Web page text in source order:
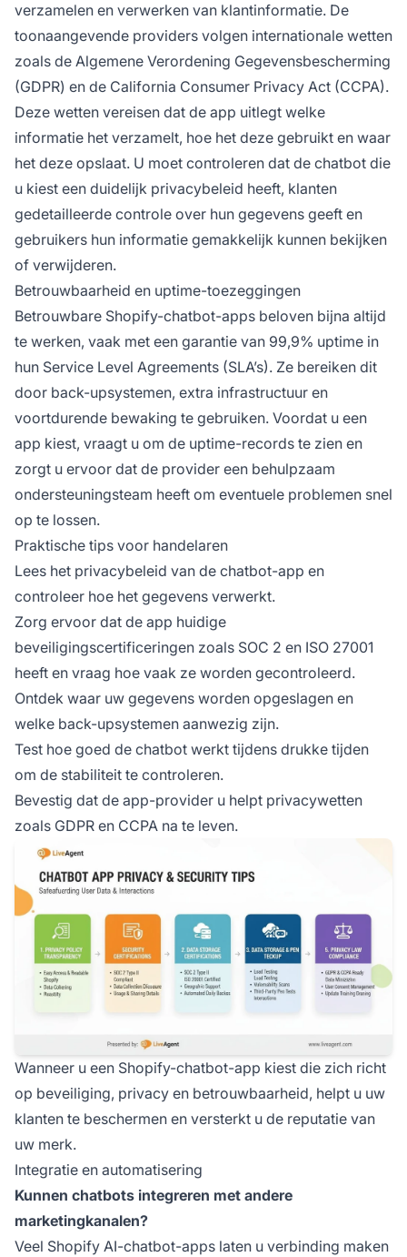
verzamelen en verwerken van klantinformatie. De
toonaangevende providers volgen internationale wetten
zoals de Algemene Verordening Gegevensbescherming
(GDPR) en de California Consumer Privacy Act (CCPA).
Deze wetten vereisen dat de app uitlegt welke
informatie het verzamelt, hoe het deze gebruikt en waar
het deze opslaat. U moet controleren dat de chatbot die
u kiest een duidelijk privacybeleid heeft, klanten
gedetailleerde controle over hun gegevens geeft en
gebruikers hun informatie gemakkelijk kunnen bekijken
of verwijderen.
Betrouwbaarheid en uptime-toezeggingen
Betrouwbare Shopify-chatbot-apps beloven bijna altijd
te werken, vaak met een garantie van 99,9% uptime in
hun Service Level Agreements (SLA’s). Ze bereiken dit
door back-upsystemen, extra infrastructuur en
voortdurende bewaking te gebruiken. Voordat u een
app kiest, vraagt u om de uptime-records te zien en
zorgt u ervoor dat de provider een behulpzaam
ondersteuningsteam heeft om eventuele problemen snel
op te lossen.
Praktische tips voor handelaren
Lees het privacybeleid van de chatbot-app en
controleer hoe het gegevens verwerkt.
Zorg ervoor dat de app huidige
beveiligingscertificeringen zoals SOC 2 en ISO 27001
heeft en vraag hoe vaak ze worden gecontroleerd.
Ontdek waar uw gegevens worden opgeslagen en
welke back-upsystemen aanwezig zijn.
Test hoe goed de chatbot werkt tijdens drukke tijden
om de stabiliteit te controleren.
Bevestig dat de app-provider u helpt privacywetten
zoals GDPR en CCPA na te leven.
Wanneer u een Shopify-chatbot-app kiest die zich richt
op beveiliging, privacy en betrouwbaarheid, helpt u uw
klanten te beschermen en versterkt u de reputatie van
uw merk.
Integratie en automatisering
Kunnen chatbots integreren met andere
marketingkanalen?
Veel Shopify AI-chatbot-apps laten u verbinding maken